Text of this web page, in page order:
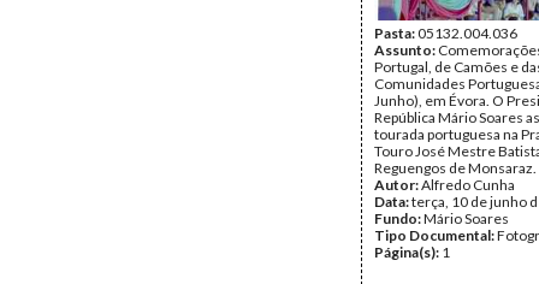
Pasta:05132.004.036
Assunto:
Portugal, de Camões e
Comunidades
Junho), em Évora. O
República Mário Soares
tourada portuguesa na
Touro José Mestre
Reguengos de Monsaraz.
Autor:Alfredo Cunha
Data:terça, 10 de junho
Fundo:Mário Soares
Tipo Documental:
Página(s): 1